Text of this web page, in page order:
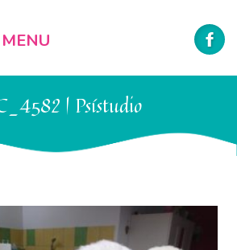
MENU
| Psístudio